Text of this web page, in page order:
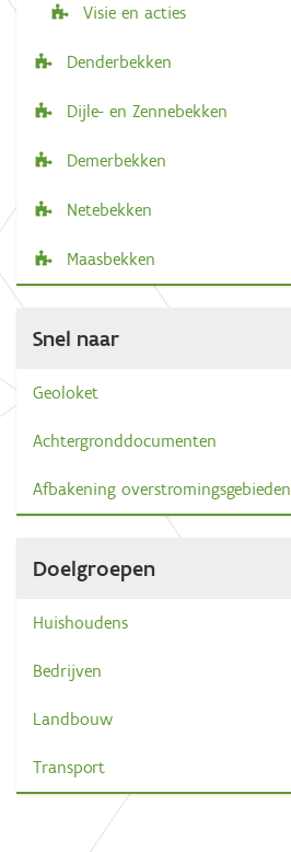
Visie en acties
Denderbekken
Dijle- en Zennebekken
Demerbekken
Netebekken
Maasbekken
Snel naar
Geoloket
Achtergronddocumenten
Afbakening overstromingsgebieden
Doelgroepen
Huishoudens
Bedrijven
Landbouw
Transport